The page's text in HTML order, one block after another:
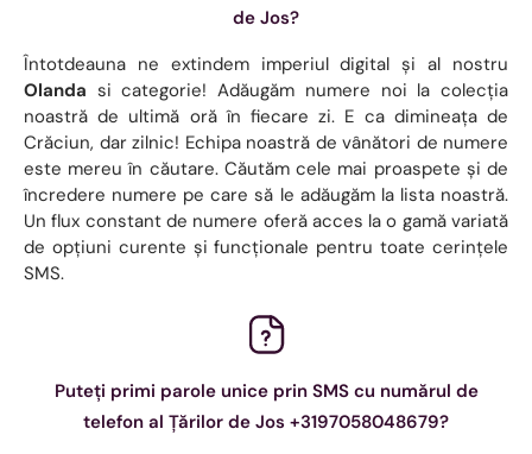
de Jos?
Întotdeauna ne extindem imperiul digital și al nostru
Olanda si categorie! Adăugăm numere noi la colecția
noastră de ultimă oră în fiecare zi. E ca dimineața de
Crăciun, dar zilnic! Echipa noastră de vânători de numere
este mereu în căutare. Căutăm cele mai proaspete și de
încredere numere pe care să le adăugăm la lista noastră.
Un flux constant de numere oferă acces la o gamă variată
de opțiuni curente și funcționale pentru toate cerințele
SMS.
Puteți primi parole unice prin SMS cu numărul de
telefon al Țărilor de Jos +3197058048679?